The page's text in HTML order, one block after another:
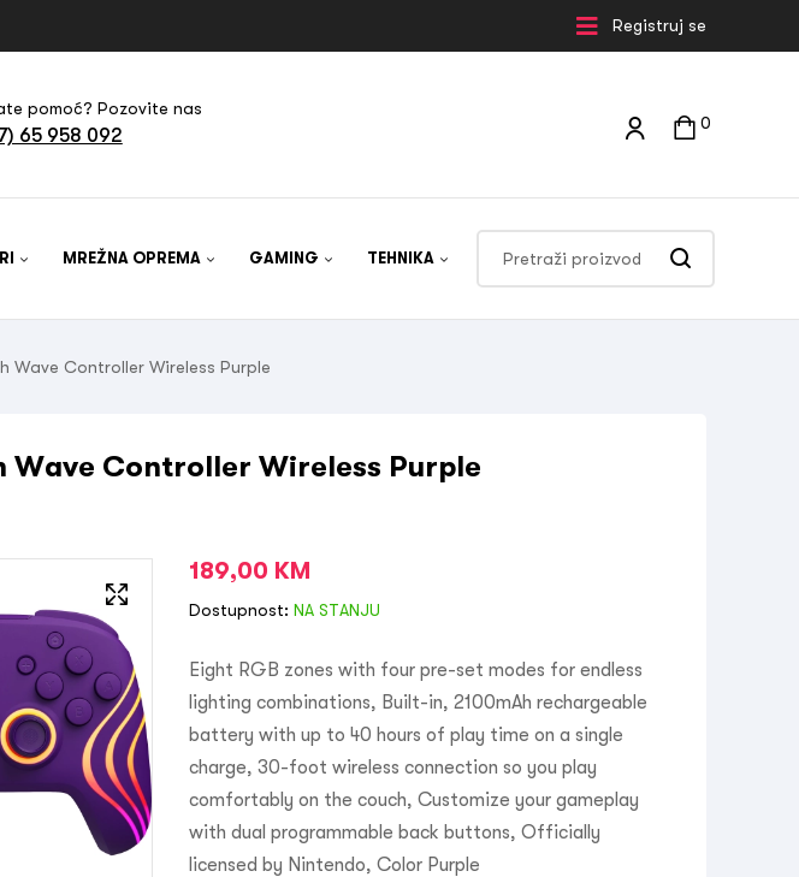
Registruj se
pomoć? Pozovite nas
65 958 092
0
MREŽNA OPREMA GAMING TEHNIKA
Wave Controller Wireless Purple
Wave Controller Wireless Purple
189,00 KM
Dostupnost: NA STANJU
Eight RGB zones with four pre-set modes for endless
lighting combinations, Built-in, 2100mAh rechargeable
battery with up to 40 hours of play time on a single
charge, 30-foot wireless connection so you play
comfortably on the couch, Customize your gameplay
with dual programmable back buttons, Officially
licensed by Nintendo, Color Purple